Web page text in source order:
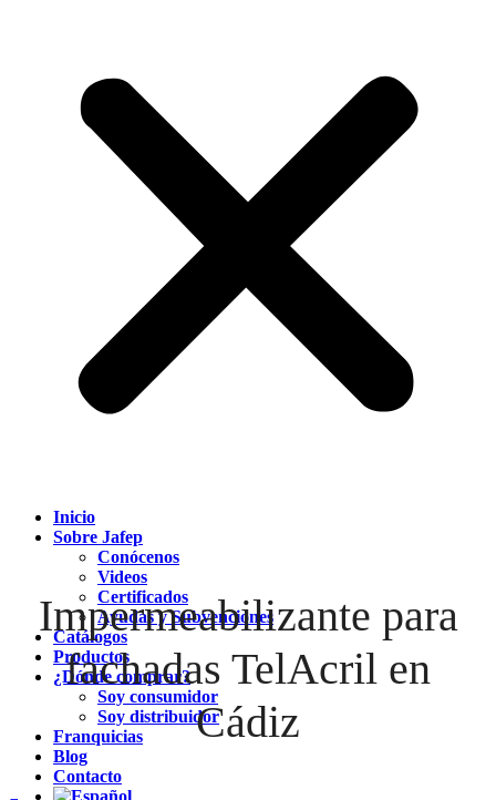
Inicio
Sobre Jafep
Conócenos
Videos
Certificados
Ayudas y Subvenciones
Catálogos
Productos
¿Dónde comprar?
Soy consumidor
Soy distribuidor
Franquicias
Blog
Contacto
Impermeabilizante para
fachadas TelAcril en
Cádiz